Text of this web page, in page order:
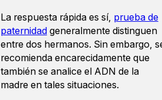
La respuesta rápida es sí, prueba de
paternidadgeneralmente distinguen
entre dos hermanos. Sin embargo,
recomienda encarecidamente que
también se analice el ADN de la
madre en tales situaciones.